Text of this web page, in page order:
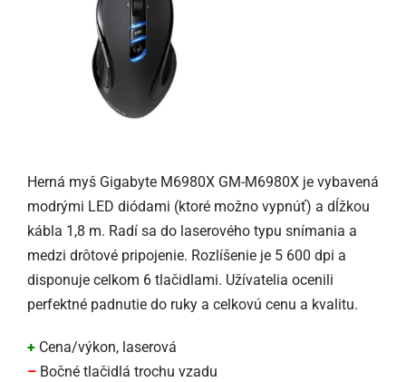
Herná myš Gigabyte M6980X GM-M6980X je vybavená
modrými LED diódami (ktoré možno vypnúť) a dĺžkou
kábla 1,8 m. Radí sa do laserového typu snímania a
medzi drôtové pripojenie. Rozlíšenie je 5 600 dpi a
disponuje celkom 6 tlačidlami. Užívatelia ocenili
perfektné padnutie do ruky a celkovú cenu a kvalitu.
+ Cena/výkon, laserová
– Bočné tlačidlá trochu vzadu